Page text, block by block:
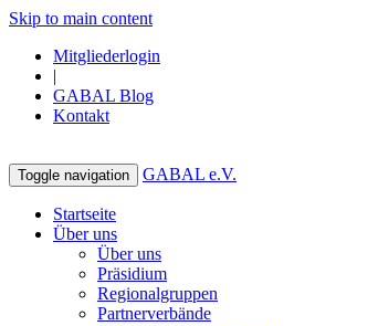
Skip to main content
Mitgliederlogin
|
GABAL Blog
Kontakt
Toggle navigation GABAL e.V.
Startseite
Über uns
Über uns
Präsidium
Regionalgruppen
Partnerverbände